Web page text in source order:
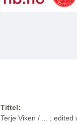
Tittel:
Terje Viken / ... ;